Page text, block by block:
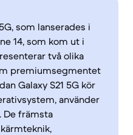
som lanserades i
14, som kom ut i
två olika
premiumsegmentet
Galaxy S21 5G kör
använder
De främsta